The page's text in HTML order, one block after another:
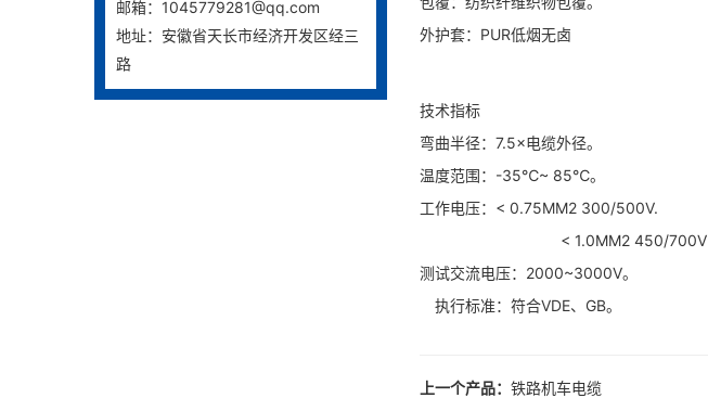
邮箱：1045779281@qq.com
地址：安徽省天长市经济开发区经三
路
外护套：PUR低烟无卤
技术指标
弯曲半径：7.5×电缆外径。
温度范围：-35℃~ 85℃。
工作电压：< 0.75MM2 300/500V.
< 1.0MM2 450/700V
测试交流电压：2000~3000V。
执行标准：符合VDE、GB。
上一个产品： 铁路机车电缆